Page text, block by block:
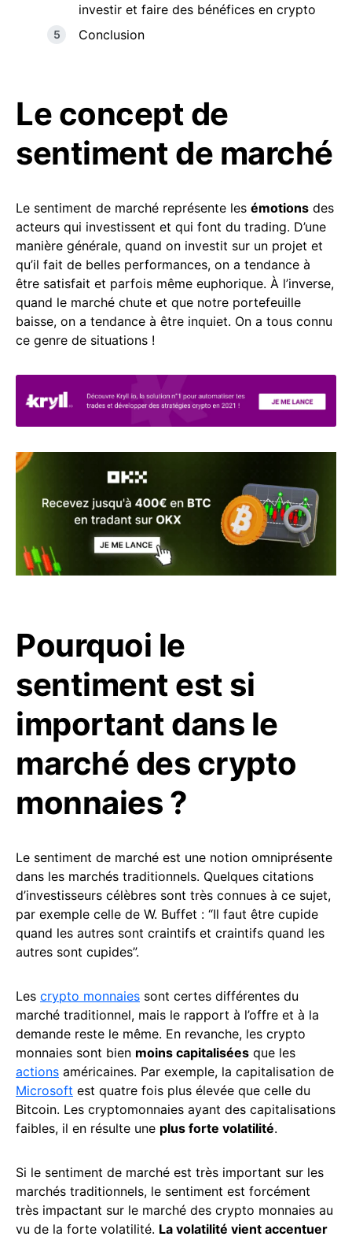
investir et faire des bénéfices en crypto
Conclusion
Le concept de
sentiment de marché
Le sentiment de marché représente les émotions des
acteurs qui investissent et qui font du trading. D’une
manière générale, quand on investit sur un projet et
qu’il fait de belles performances, on a tendance à
être satisfait et parfois même euphorique. À l’inverse,
quand le marché chute et que notre portefeuille
baisse, on a tendance à être inquiet. On a tous connu
ce genre de situations !
Pourquoi le
sentiment est si
important dans le
marché des crypto
monnaies ?
Le sentiment de marché est une notion omniprésente
dans les marchés traditionnels. Quelques citations
d’investisseurs célèbres sont très connues à ce sujet,
par exemple celle de W. Buffet : “Il faut être cupide
quand les autres sont craintifs et craintifs quand les
autres sont cupides”.
Les crypto monnaies sont certes différentes du
marché traditionnel, mais le rapport à l’offre et à la
demande reste le même. En revanche, les crypto
monnaies sont bien moins capitalisées que les
actions américaines. Par exemple, la capitalisation de
Microsoft est quatre fois plus élevée que celle du
Bitcoin. Les cryptomonnaies ayant des capitalisations
faibles, il en résulte une plus forte volatilité.
Si le sentiment de marché est très important sur les
marchés traditionnels, le sentiment est forcément
très impactant sur le marché des crypto monnaies au
vu de la forte volatilité. La volatilité vient accentuer